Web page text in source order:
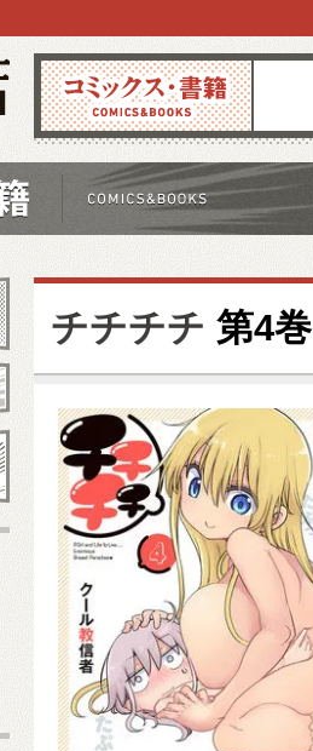
コミックス 雑誌
チチチチ 第4巻